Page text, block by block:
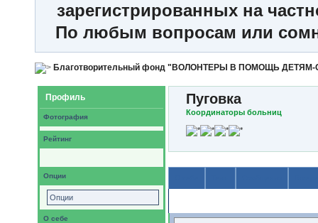
зарегистрированных на
По любым вопросам или
Благотворительный фонд "ВОЛОНТЕРЫ В ПОМОЩЬ
Профиль
Фотография
Рейтинг
Опции
Опции
О себе
Пуговка
Координаторы больниц